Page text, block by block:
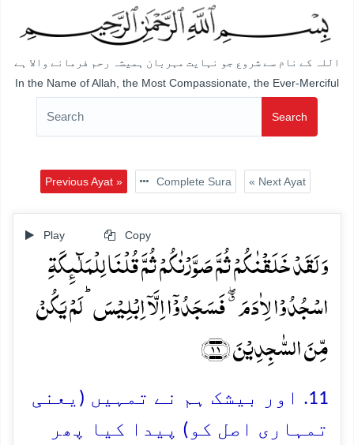
اللہ کے نام سے شروع جو نہایت مہربان ہمیشہ رحم فرمانے والا ہے
In the Name of Allah, the Most Compassionate, the Ever-Merciful
Search
Previous Ayat » Complete Sura « Next Ayat
Play Copy
وَ لَقَدۡ خَلَقۡنٰکُمۡ ثُمَّ صَوَّرۡنٰکُمۡ ثُمَّ قُلۡنَا لِلۡمَلٰٓئِکَۃِ
اسۡجُدُوۡا لِاٰدَمَ ٭ۖ فَسَجَدُوۡۤا اِلَّاۤ اِبۡلِیۡسَ ؕ لَمۡ یَکُنۡ
مِّنَ السّٰجِدِیۡنَ ﴿۱۱﴾
11. اور بیشک ہم نے تمہیں (یعنی
تمہاری اصل کو) پیدا کیا پھر